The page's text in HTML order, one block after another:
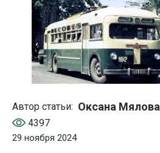
Автор статьи: Оксана Мялова
4397
29 ноября 2024